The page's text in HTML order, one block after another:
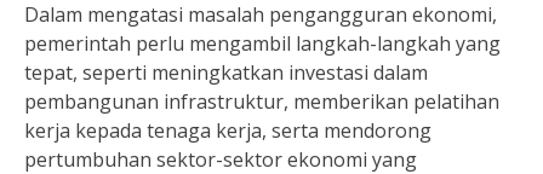
Dalam mengatasi masalah pengangguran ekonomi,
pemerintah perlu mengambil langkah-langkah yang
tepat, seperti meningkatkan investasi dalam
pembangunan infrastruktur, memberikan pelatihan
kerja kepada tenaga kerja, serta mendorong
pertumbuhan sektor-sektor ekonomi yang